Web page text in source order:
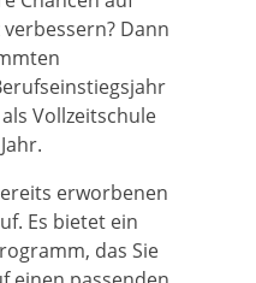
Dann
Vollzeitschule
erworbenen
Es bietet ein
das Sie